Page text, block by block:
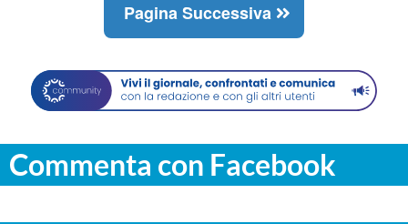
Pagina Successiva
Commenta con Facebook